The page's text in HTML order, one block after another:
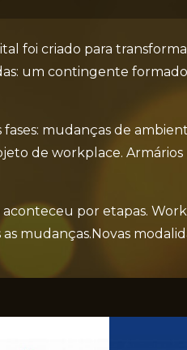
foi criado para
um contingente
mudanças de
de workplace.
aconteceu por etapas.
mudanças.Novas